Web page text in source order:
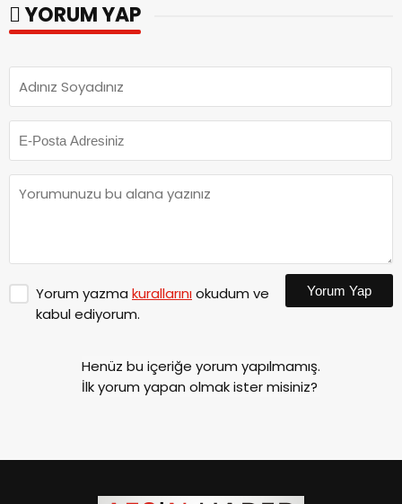
YORUM YAP
Yorum yazma kurallarınıokudum ve
kabul ediyorum.
Yorum Yap
Henüz bu içeriğe yorum yapılmamış.
İlk yorum yapan olmak ister misiniz?